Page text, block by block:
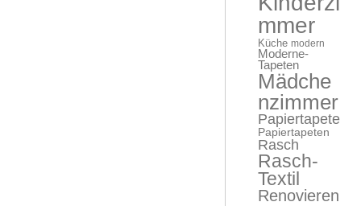
mmer
Küche modern
Moderne-
Tapeten
Mädche
nzimmer
Papiertapete
Papiertapeten
Rasch
Rasch-
Textil
Renovieren